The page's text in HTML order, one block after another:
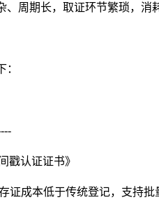
周期长，取证环节繁琐，消
戳认证证书》
证成本低于传统登记，支持批